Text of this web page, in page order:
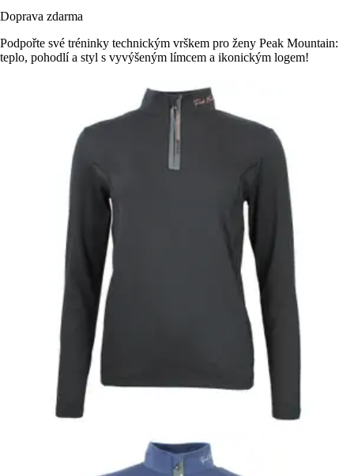
Doprava zdarma
Podpořte své tréninky technickým vrškem pro ženy Peak Mountain:
teplo, pohodlí a styl s vyvýšeným límcem a ikonickým logem!